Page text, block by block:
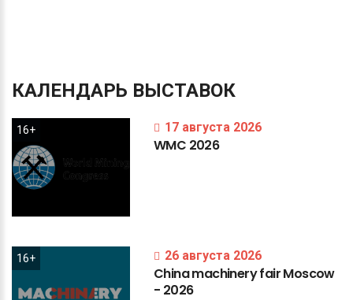
КАЛЕНДАРЬ ВЫСТАВОК
16+ 17 августа 2026
WMC 2026
16+ 26 августа 2026
ChinamachineryfairMoscow
- 2026